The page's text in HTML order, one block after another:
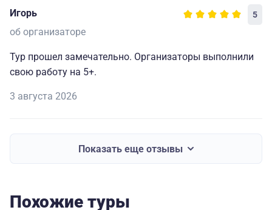
Игорь 5
об организаторе
Тур прошел замечательно. Организаторы выполнили
свою работу на 5+.
3 августа 2026
Показать еще отзывы
Похожие туры